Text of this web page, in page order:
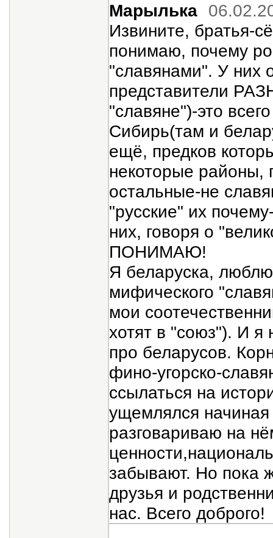
Марылька
Извините, братья-
понимаю, почему
"славянами". У них
представители
"славяне")-это
Сибирь(там и
ещё, предков
некоторые районы,
остальные-не
"русские" их
них, говоря о
ПОНИМАЮ!
Я беларуска, люблю
мифического
мои
хотят в "союз"). И я
про беларусов.
фино-угорско-
ссылаться на
ущемлялся
разговариваю на
забывают. Но пока
друзья и
нас. Всего доброго!